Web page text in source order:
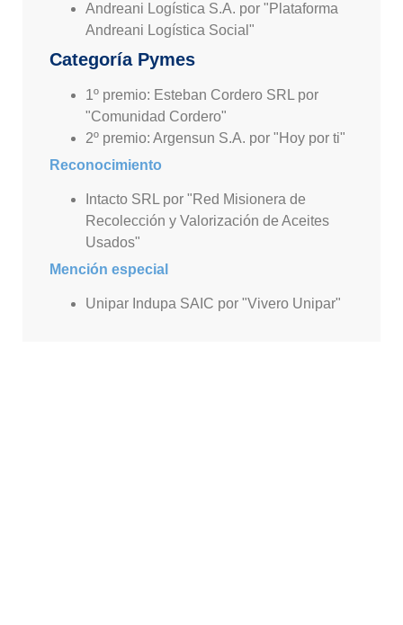
Andreani Logística S.A. por "Plataforma
Andreani Logística Social"
Categoría Pymes
1º premio: Esteban Cordero SRL por
"Comunidad Cordero"
2º premio: Argensun S.A. por "Hoy por ti"
Reconocimiento
Intacto SRL por "Red Misionera de
Recolección y Valorización de Aceites
Usados"
Mención especial
Unipar Indupa SAIC por "Vivero Unipar"